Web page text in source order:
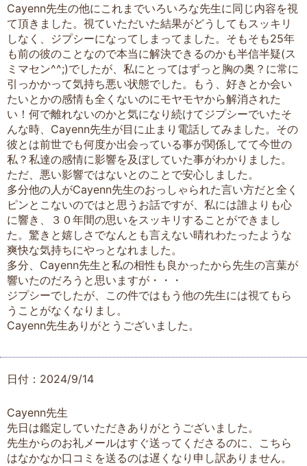
Cayenn先生の他にこれまでいろいろな先生に同じ内容を視
て頂きました。視ていただいた結果がどうしてもスッキリ
しなく、ジプシーになってしまってました。そもそも25年
も前の彼のことなので本当に解決できるのかも半信半疑(ス
ミマセン^^;)でしたが、私にとってはずっと胸の奥？に常に
引っかかって気持ち悪い状態でした。もう、好きとか会い
たいとかの感情も全くないのにモヤモヤから解消された
い！何で離れないのかと気になり続けてジプシーでいたそ
んな時、Cayenn先生が目に止まり電話してみました。その
彼とは前世でも何度か出会っている事が関係してて今世の
私？私達の感情に影響を及ぼしていた事がわかりました。
ただ、悪い影響ではないとのことで安心しました。
多分他の人がCayenn先生のおっしゃられた言い方だと全く
ピンとこないのではと思うお話ですが、私には誰よりも心
に響き、３０年間の思いをスッキリすることができまし
た。驚きと嬉しさでなんとも言えない晴れわたったような
爽快な気持ちにやっとなれました。
多分、Cayenn先生と私の相性も良かったから先生の言葉が
響いたのだろうと思いますが・・・
ジプシーでしたが、この件ではもう他の先生には視てもら
うことがなくなりまし。
Cayenn先生ありがとうございました。
日付：2024/9/14
Cayenn先生
先日は鑑定していただきありがとうございました。
先生からのお礼メールはすぐ送ってくださるのに、こちら
はなかなか口コミを送るのは遅くなり申し訳ありません。